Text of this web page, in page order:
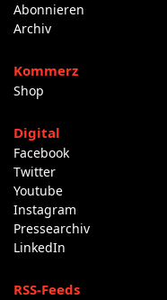
Abonnieren
Archiv
Kommerz
Shop
Digital
Facebook
Twitter
Youtube
Instagram
Pressearchiv
LinkedIn
RSS-Feeds